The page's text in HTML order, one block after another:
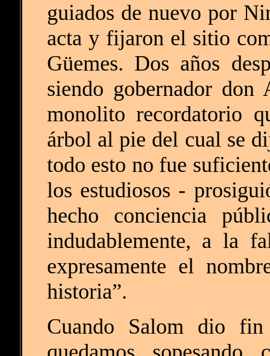
guiados de nuevo por
acta y fijaron el sitio
Güemes. Dos años
siendo gobernador
monolito recordatorio
árbol al pie del cual se
todo esto no fue
los estudiosos -
hecho conciencia
indudablemente, a la
expresamente el
historia”.
Cuando Salom dio